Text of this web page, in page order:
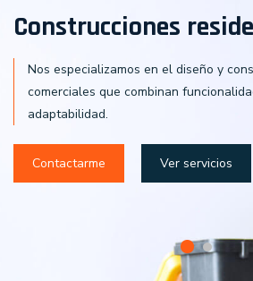
Construcciones
Nos especializamos en el diseño y
comerciales que combinan
adaptabilidad.
Contactarme Ver servicios